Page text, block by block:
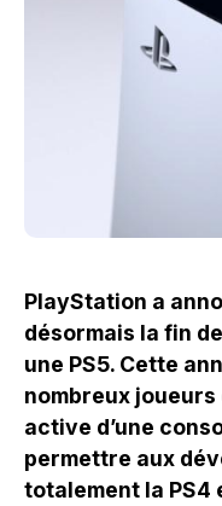
PlayStation a
désormais la fin
une PS5. Cette
nombreux
active d’une
permettre aux
totalement la PS4